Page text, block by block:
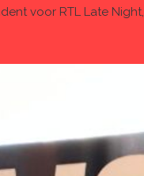
voor RTL Late